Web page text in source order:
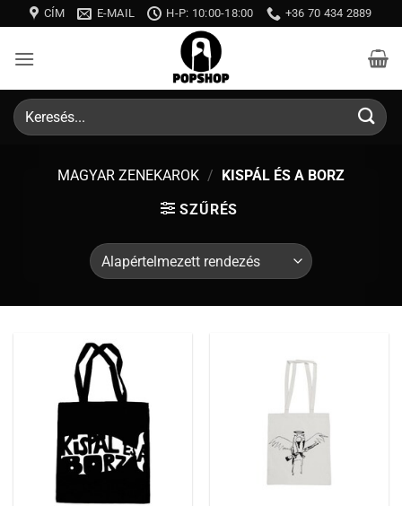
to
content
CÍM E-MAIL H-P: 10:00-18:00 +36 70 434 2889
Keresés
a
MAGYAR ZENEKAROK / KISPÁL ÉS A BORZ
SZŰRÉS